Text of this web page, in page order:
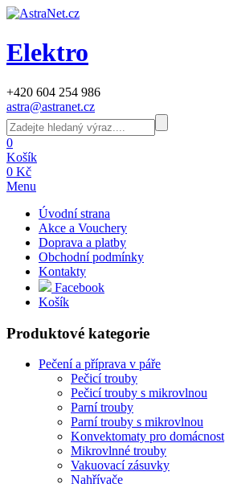
Elektro
+420 604 254 986
astra@astranet.cz
0
Košík
0 Kč
Menu
Úvodní strana
Akce a Vouchery
Doprava a platby
Obchodní podmínky
Kontakty
Facebook
Košík
Produktové kategorie
Pečení a příprava v páře
Pečicí trouby
Pečicí trouby s mikrovlnou
Parní trouby
Parní trouby s mikrovlnou
Konvektomaty pro domácnost
Mikrovlnné trouby
Vakuovací zásuvky
Nahřívače